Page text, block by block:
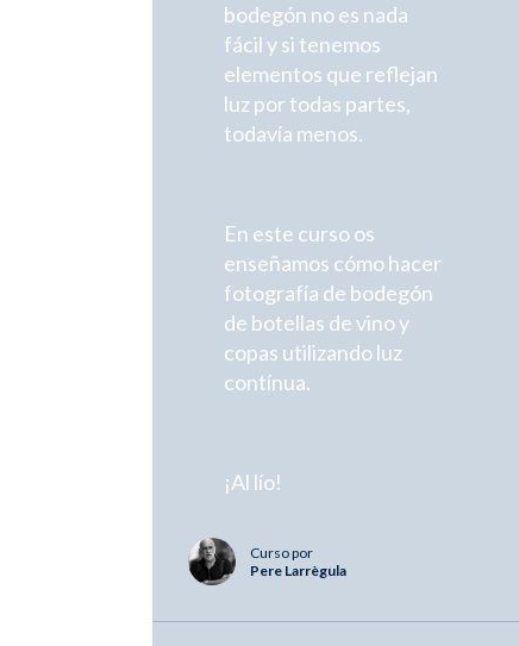
bodegón no es nada
fácil y si tenemos
elementos que reflejan
luz por todas partes,
todavía menos.
En este curso os
enseñamos cómo hacer
fotografía de bodegón
de botellas de vino y
copas utilizando luz
contínua.
¡Al lío!
Curso por
Pere Larrègula